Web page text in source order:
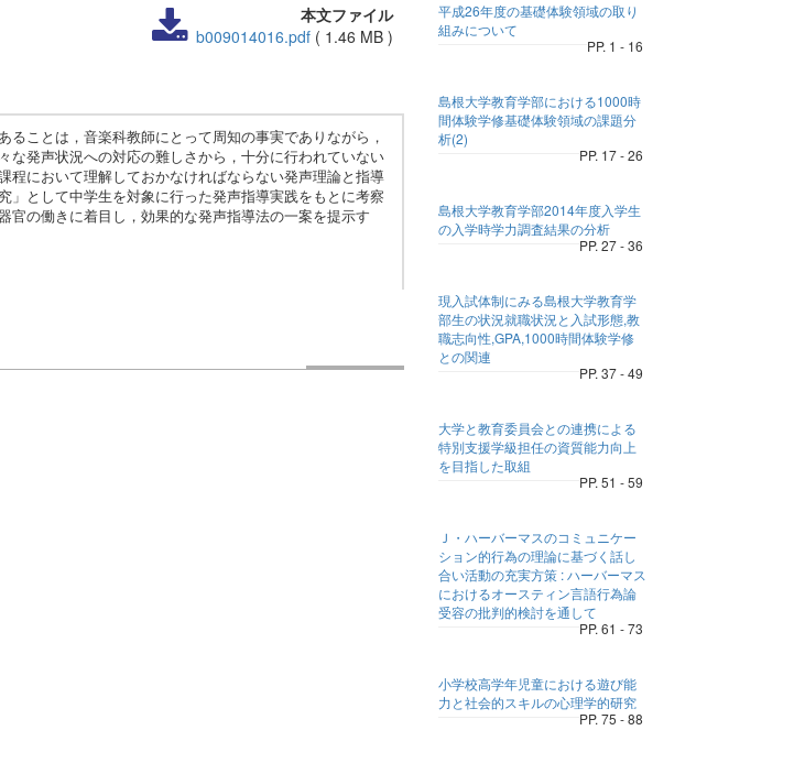
本文ファイル
b009014016.pdf ( 1.46 MB )
ることは，音楽科教師にとって周知の事実でありながら，
な発声状況への対応の難しさから，十分に行われていない
程において理解しておかなければならない発声理論と指導
」として中学生を対象に行った発声指導実践をもとに考察
官の働きに着目し，効果的な発声指導法の一案を提示す
平成26年度の基礎体験領域の取り
組みについて
PP. 1 - 16
島根大学教育学部における1000時
間体験学修基礎体験領域の課題分
析(2)
PP. 17 - 26
島根大学教育学部2014年度入学生
の入学時学力調査結果の分析
PP. 27 - 36
現入試体制にみる島根大学教育学
部生の状況就職状況と入試形態,教
職志向性,GPA,1000時間体験学修
との関連
PP. 37 - 49
大学と教育委員会との連携による
特別支援学級担任の資質能力向上
を目指した取組
PP. 51 - 59
Ｊ・ハーバーマスのコミュニケー
ション的行為の理論に基づく話し
合い活動の充実方策 : ハーバーマス
におけるオースティン言語行為論
受容の批判的検討を通して
PP. 61 - 73
小学校高学年児童における遊び能
力と社会的スキルの心理学的研究
PP. 75 - 88